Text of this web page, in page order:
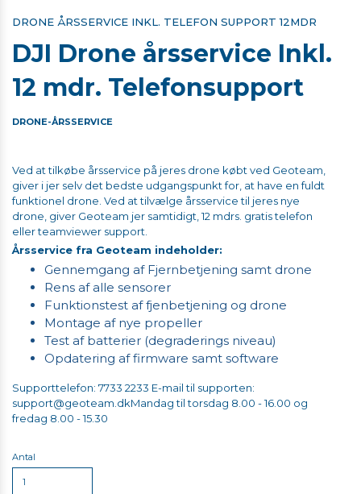
DRONE ÅRSSERVICE INKL. TELEFON SUPPORT 12MDR
DJI Drone årsservice Inkl.
12 mdr. Telefonsupport
DRONE-ÅRSSERVICE
Ved at tilkøbe årsservice på jeres drone købt ved Geoteam,
giver i jer selv det bedste udgangspunkt for, at have en fuldt
funktionel drone. Ved at tilvælge årsservice til jeres nye
drone, giver Geoteam jer samtidigt, 12 mdrs. gratis telefon
eller teamviewer support.
Årsservice fra Geoteam indeholder:
Gennemgang af Fjernbetjening samt drone
Rens af alle sensorer
Funktionstest af fjenbetjening og drone
Montage af nye propeller
Test af batterier (degraderings niveau)
Opdatering af firmware samt software
Supporttelefon: 7733 2233 E-mail til supporten:
support@geoteam.dkMandag til torsdag 8.00 - 16.00 og
fredag 8.00 - 15.30
Antal